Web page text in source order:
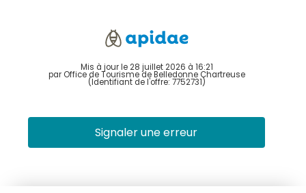
Mis à jour le 28 juillet 2026 à 16:21
par Office de Tourisme de Belledonne Chartreuse
(Identifiant de l'offre: 7752731)
Signaler une erreur